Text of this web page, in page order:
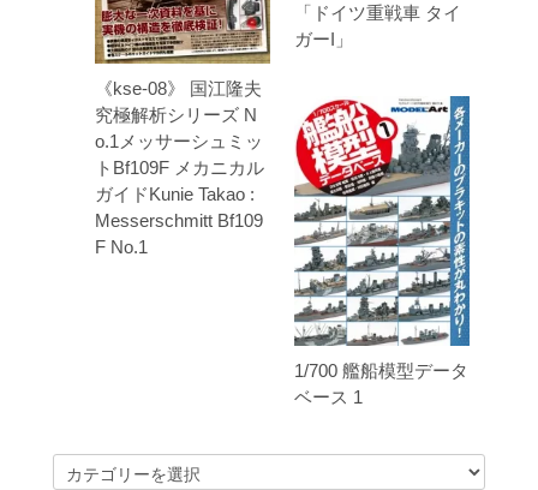
《kse-08》 国江隆夫
究極解析シリーズ N
o.1メッサーシュミッ
トBf109F メカニカル
ガイドKunie Takao :
Messerschmitt Bf109
F No.1
「ドイツ重戦車 タイ
ガーI」
1/700 艦船模型データ
ベース 1